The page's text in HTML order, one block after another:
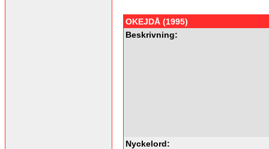
OKEJDÅ (1995)
Beskrivning:
Nyckelord: